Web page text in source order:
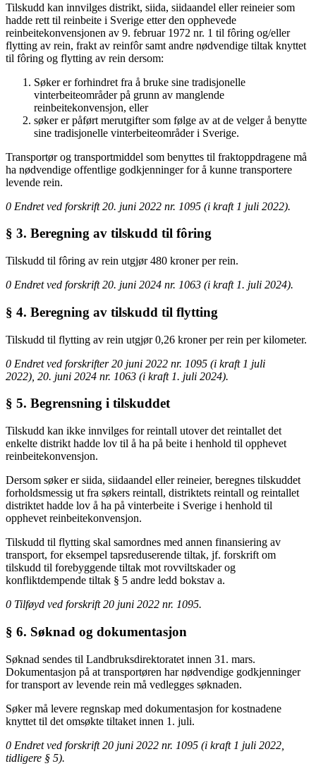
Tilskudd kan innvilges distrikt, siida, siidaandel eller reineier som
hadde rett til reinbeite i Sverige etter den opphevede
reinbeitekonvensjonen av 9. februar 1972 nr. 1 til fôring og/eller
flytting av rein, frakt av reinfôr samt andre nødvendige tiltak knyttet
til fôring og flytting av rein dersom:
Søker er forhindret fra å bruke sine tradisjonelle
vinterbeiteområder på grunn av manglende
reinbeitekonvensjon, eller
søker er påført merutgifter som følge av at de velger å benytte
sine tradisjonelle vinterbeiteområder i Sverige.
Transportør og transportmiddel som benyttes til fraktoppdragene må
ha nødvendige offentlige godkjenninger for å kunne transportere
levende rein.
0 Endret ved forskrift 20. juni 2022 nr. 1095 (i kraft 1 juli 2022).
§ 3. Beregning av tilskudd til fôring
Tilskudd til fôring av rein utgjør 480 kroner per rein.
0 Endret ved forskrift 20. juni 2024 nr. 1063 (i kraft 1. juli 2024).
§ 4. Beregning av tilskudd til flytting
Tilskudd til flytting av rein utgjør 0,26 kroner per rein per kilometer.
0 Endret ved forskrifter 20 juni 2022 nr. 1095 (i kraft 1 juli
2022), 20. juni 2024 nr. 1063 (i kraft 1. juli 2024).
§ 5. Begrensning i tilskuddet
Tilskudd kan ikke innvilges for reintall utover det reintallet det
enkelte distrikt hadde lov til å ha på beite i henhold til opphevet
reinbeitekonvensjon.
Dersom søker er siida, siidaandel eller reineier, beregnes tilskuddet
forholdsmessig ut fra søkers reintall, distriktets reintall og reintallet
distriktet hadde lov å ha på vinterbeite i Sverige i henhold til
opphevet reinbeitekonvensjon.
Tilskudd til flytting skal samordnes med annen finansiering av
transport, for eksempel tapsreduserende tiltak, jf. forskrift om
tilskudd til forebyggende tiltak mot rovviltskader og
konfliktdempende tiltak § 5 andre ledd bokstav a.
0 Tilføyd ved forskrift 20 juni 2022 nr. 1095.
§ 6. Søknad og dokumentasjon
Søknad sendes til Landbruksdirektoratet innen 31. mars.
Dokumentasjon på at transportøren har nødvendige godkjenninger
for transport av levende rein må vedlegges søknaden.
Søker må levere regnskap med dokumentasjon for kostnadene
knyttet til det omsøkte tiltaket innen 1. juli.
0 Endret ved forskrift 20 juni 2022 nr. 1095 (i kraft 1 juli 2022,
tidligere § 5).